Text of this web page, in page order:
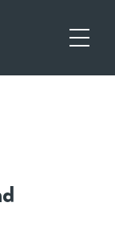
Meny